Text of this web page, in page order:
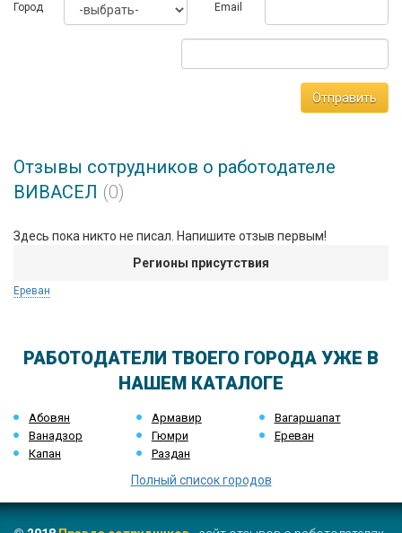
Город Email
Отправить
Отзывы сотрудников о работодателе
ВИВАСЕЛ (0)
Здесь пока никто не писал. Напишите отзыв первым!
Регионы присутствия
Ереван
РАБОТОДАТЕЛИ ТВОЕГО ГОРОДА УЖЕ В
НАШЕМ КАТАЛОГЕ
Абовян Армавир
Вагаршапат
Ванадзор
Гюмри
Ереван
Капан
Раздан
Полный список городов